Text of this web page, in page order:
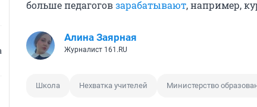
больше педагоговзарабатывают, например,
Алина Заярная
Журналист 161.RU
Школа Нехватка учителей Министерство